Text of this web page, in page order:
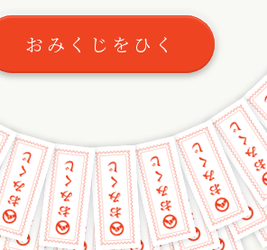
おみくじをひく